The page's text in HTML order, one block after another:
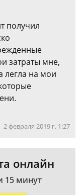
получил
затраты мне,
легла на мои
2 февраля 2019 г. 1:27
онлайн
15 минут